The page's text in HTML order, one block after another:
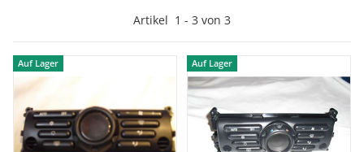
Artikel 1 - 3 von 3
Auf Lager Auf Lager